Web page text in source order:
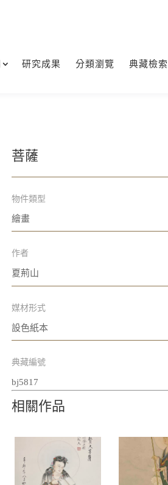
研究成果 分類瀏覽 典藏檢索
菩薩
物件類型
繪畫
作者
夏荊山
媒材形式
設色紙本
典藏編號
bj5817
相關作品